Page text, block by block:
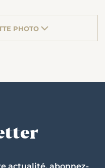
PHOTO
actualité, abonnez-